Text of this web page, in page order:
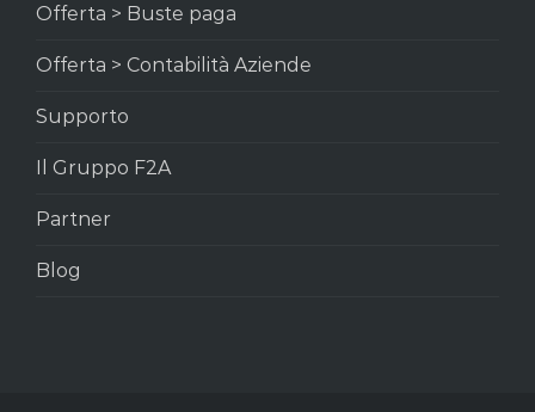
Offerta > Buste paga
Offerta > Contabilità Aziende
Supporto
Il Gruppo F2A
Partner
Blog